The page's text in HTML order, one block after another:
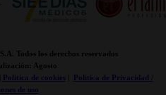
Todos los derechos reservados
Agosto
Politica de cookies|
Politica de Privacidad /
de uso